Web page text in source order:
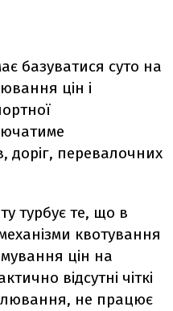
базуватися суто на
цін і
доріг, перевалочних
турбує те, що в
квотування
цін на
відсутні чіткі
не працює